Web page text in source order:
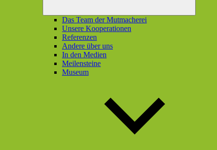
Das Team der Mutmacherei
Unsere Kooperationen
Referenzen
Andere über uns
In den Medien
Meilensteine
Museum